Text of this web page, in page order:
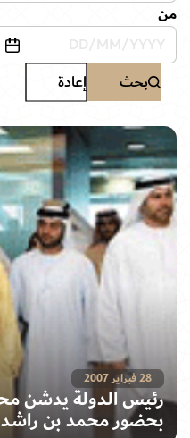
من
بحث إعادة
28 فبراير 2007
بحضور محمد بن راشد